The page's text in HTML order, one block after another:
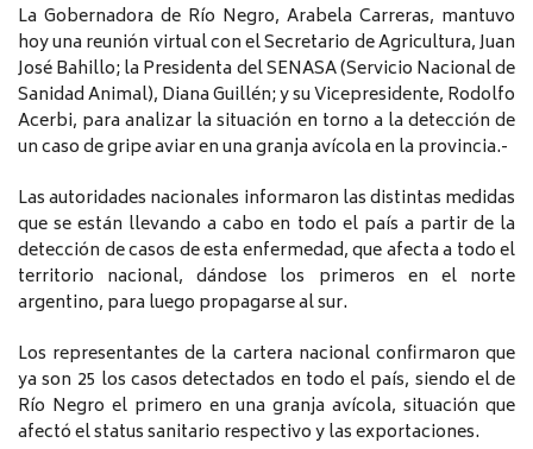
La Gobernadora de Río Negro, Arabela Carreras, mantuvo
hoy una reunión virtual con el Secretario de Agricultura, Juan
José Bahillo; la Presidenta del SENASA (Servicio Nacional de
Sanidad Animal), Diana Guillén; y su Vicepresidente, Rodolfo
Acerbi, para analizar la situación en torno a la detección de
un caso de gripe aviar en una granja avícola en la provincia.-
Las autoridades nacionales informaron las distintas medidas
que se están llevando a cabo en todo el país a partir de la
detección de casos de esta enfermedad, que afecta a todo el
territorio nacional, dándose los primeros en el norte
argentino, para luego propagarse al sur.
Los representantes de la cartera nacional confirmaron que
ya son 25 los casos detectados en todo el país, siendo el de
Río Negro el primero en una granja avícola, situación que
afectó el status sanitario respectivo y las exportaciones.